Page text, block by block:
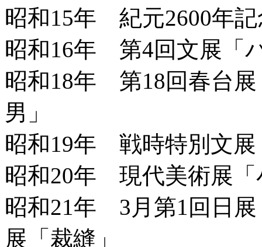
昭和15年 紀元2600年
昭和16年 第4回文展「
昭和18年 第18回春台
男」
昭和19年 戦時特別文展
昭和20年 現代美術展「
昭和21年 3月第1回日展
展「裁縫」